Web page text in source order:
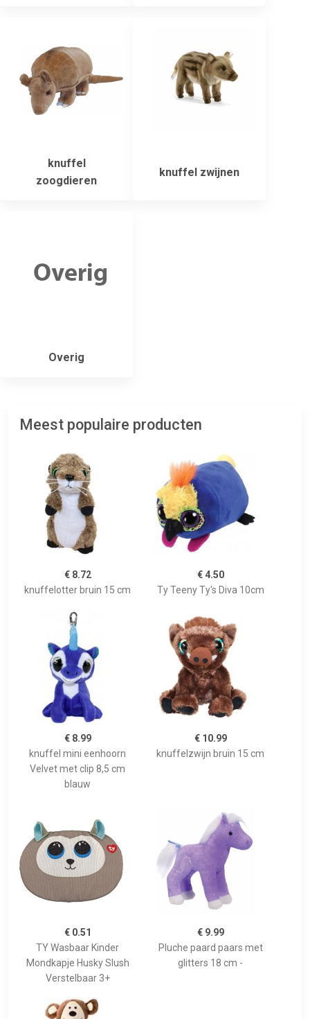
knuffel
zoogdieren
knuffel zwijnen
Overig
Meest populaire producten
€ 8.72
knuffelotter bruin 15 cm
€ 4.50
Ty Teeny Ty's Diva 10cm
€ 8.99
knuffel mini eenhoorn
Velvet met clip 8,5 cm
blauw
€ 10.99
knuffelzwijn bruin 15 cm
€ 0.51
TY Wasbaar Kinder
Mondkapje Husky Slush
Verstelbaar 3+
€ 9.99
Pluche paard paars met
glitters 18 cm -